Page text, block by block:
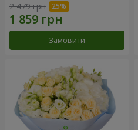
2 479 грн
Замовити